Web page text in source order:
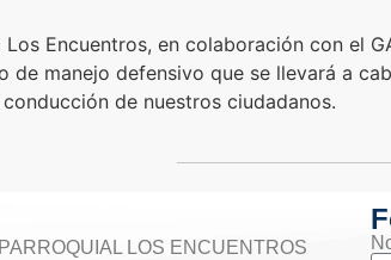
Los Encuentros, en colaboración con el
de manejo defensivo que se llevará a
de nuestros ciudadanos.
LOS ENCUENTROS